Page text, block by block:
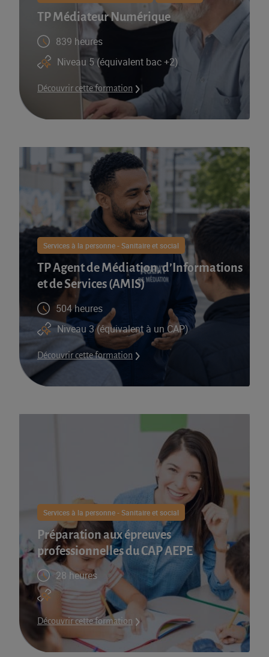
TP Médiateur Numérique
839 heures
Niveau 5 (équivalent bac +2)
Découvrir cette formation
Services à la personne - Sanitaire et social
TP Agent de Médiation, d’Informations
et de Services (AMIS)​
504 heures
Niveau 3 (équivalent à un CAP)
Découvrir cette formation
Services à la personne - Sanitaire et social
Préparation aux épreuves
professionnelles du CAP AEPE
28 heures
Découvrir cette formation